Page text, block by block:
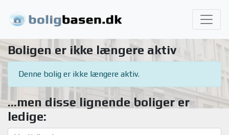
Boligen er ikke længere aktiv
Denne bolig er ikke længere aktiv.
...men disse lignende boliger er
ledige: